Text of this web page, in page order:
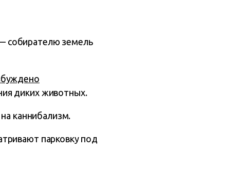
собирателю земель
диких животных.
каннибализм.
парковку под